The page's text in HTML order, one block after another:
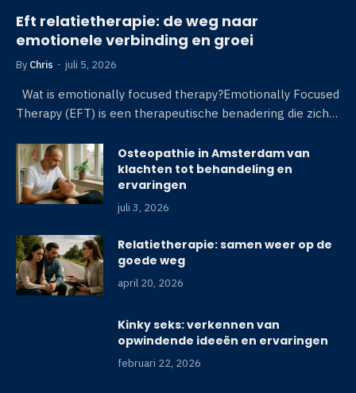
Eft relatietherapie: de weg naar
emotionele verbinding en groei
By Chris juli 5, 2026
Wat is emotionally focused therapy?Emotionally Focused
Therapy (EFT) is een therapeutische benadering die zich…
Osteopathie in Amsterdam van
klachten tot behandeling en
ervaringen
juli 3, 2026
Relatietherapie: samen weer op de
goede weg
april 20, 2026
Kinky seks: verkennen van
opwindende ideeën en ervaringen
februari 22, 2026